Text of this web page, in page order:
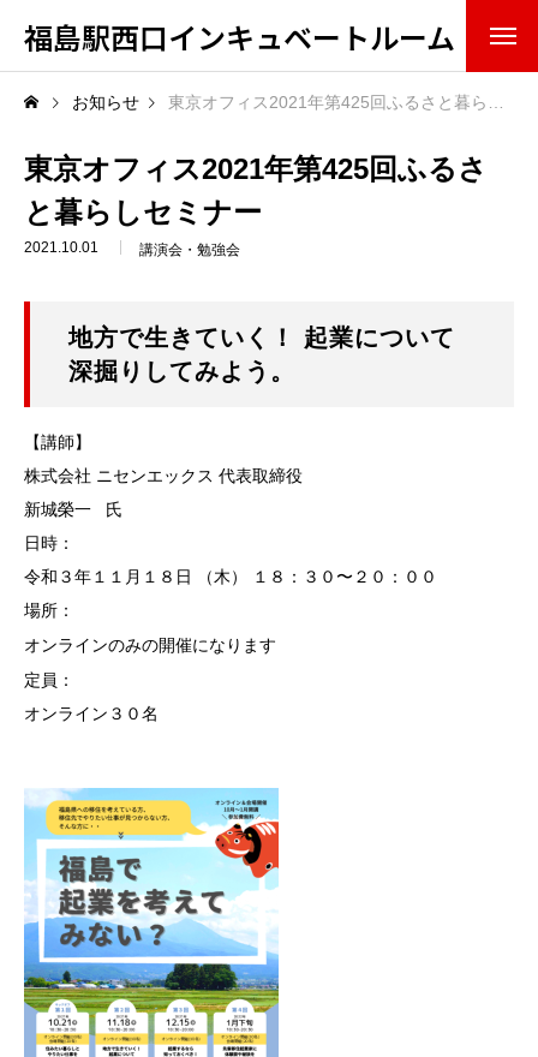
福島駅西口インキュベートルーム
概要・組織
ミッション（果たすべき役割）
スタッフ
入居・利用情報
入居方法・条件
入居企業一覧
卒業企業一覧 （順不同）
交通アクセス
リンク
お問い合わせ・事業相談
お知らせ 東京オフィス2021年第425回ふるさと暮らしセミナー
東京オフィス2021年第425回ふるさ
と暮らしセミナー
2021.10.01 講演会・勉強会
地方で生きていく！ 起業について
深掘りしてみよう。
【講師】
株式会社 ニセンエックス 代表取締役
新城榮⼀ 氏
日時：
令和３年１１月１８日 （木） １８：３０〜２０：００
場所：
オンラインのみの開催になります
定員：
オンライン３０名